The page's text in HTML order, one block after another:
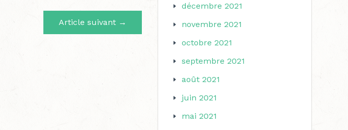
Article suivant →
décembre 2021
novembre 2021
octobre 2021
septembre 2021
août 2021
juin 2021
mai 2021